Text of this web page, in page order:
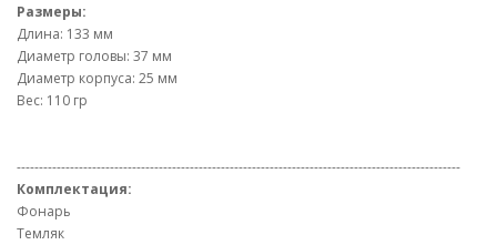
Размеры:
Длина: 133 мм
Диаметр головы: 37 мм
Диаметр корпуса: 25 мм
Вес: 110 гр
----------------------------------------------------------------------------------------------------
Комплектация:
Фонарь
Темляк